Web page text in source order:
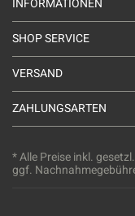
INFORMATIONEN
SHOP SERVICE
VERSAND
ZAHLUNGSARTEN
* Alle Preise inkl.
ggf.